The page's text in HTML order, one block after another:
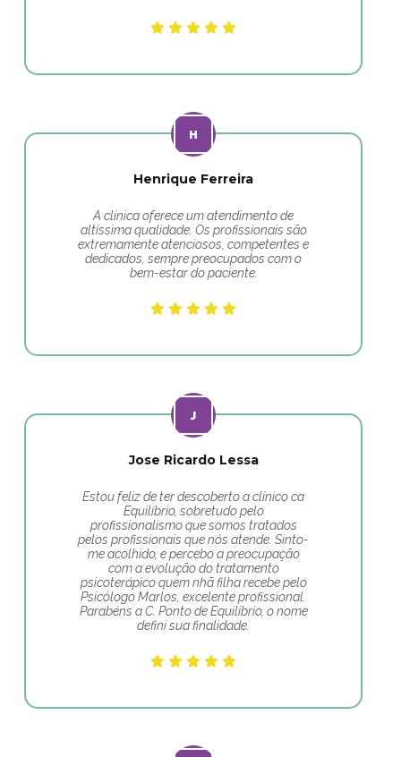
Henrique Ferreira
A clínica oferece um atendimento de
altíssima qualidade. Os profissionais são
extremamente atenciosos, competentes e
dedicados, sempre preocupados com o
bem-estar do paciente.
Jose Ricardo Lessa
Estou feliz de ter descoberto a clínico ca
Equilíbrio, sobretudo pelo
profissionalismo que somos tratados
pelos profissionais que nós atende. Sinto-
me acolhido, e percebo a preocupação
com a evolução do tratamento
psicoterápico quem nhã filha recebe pelo
Psicólogo Marlos, excelente profissional.
Parabéns a C. Ponto de Equilíbrio, o nome
defini sua finalidade.